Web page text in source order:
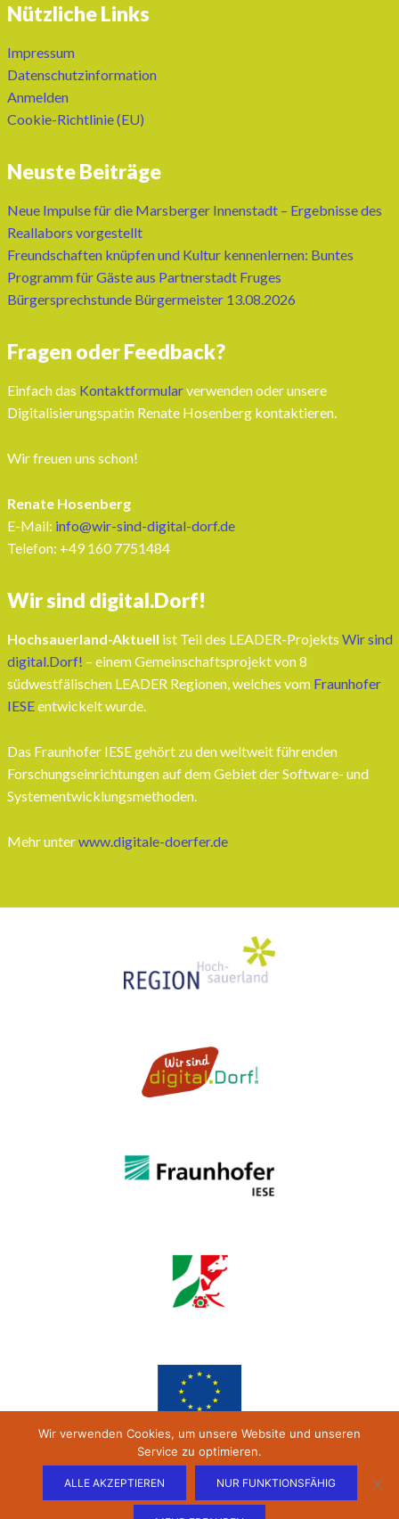
Nützliche Links
Impressum
Datenschutzinformation
Anmelden
Cookie-Richtlinie (EU)
Neuste Beiträge
Neue Impulse für die Marsberger Innenstadt – Ergebnisse des
Reallabors vorgestellt
Freundschaften knüpfen und Kultur kennenlernen: Buntes
Programm für Gäste aus Partnerstadt Fruges
Bürgersprechstunde Bürgermeister 13.08.2026
Fragen oder Feedback?
Einfach das Kontaktformularverwenden oder unsere
Digitalisierungspatin Renate Hosenberg kontaktieren.
Wir freuen uns schon!
Renate Hosenberg
E-Mail: info@wir-sind-digital-dorf.de
Telefon: ‭+49 160 7751484‬
Wir sind digital.Dorf!
Hochsauerland-Aktuell ist Teil des LEADER-Projekts Wir sind
digital.Dorf! – einem Gemeinschaftsprojekt von 8
südwestfälischen LEADER Regionen, welches vom Fraunhofer
IESEentwickelt wurde.
Das Fraunhofer IESE gehört zu den weltweit führenden
Forschungseinrichtungen auf dem Gebiet der Software- und
Systementwicklungsmethoden.
Mehr unterwww.digitale-doerfer.de
Wir verwenden Cookies, um unsere Website und unseren
Service zu optimieren.
ALLE AKZEPTIEREN NUR FUNKTIONSFÄHIG